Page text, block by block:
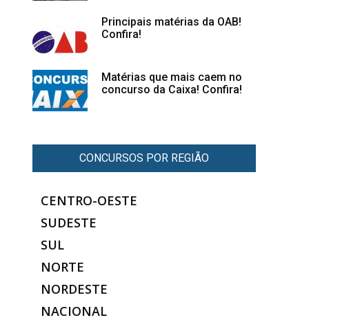
Principais matérias da OAB!
Confira!
Matérias que mais caem no
concurso da Caixa! Confira!
CONCURSOS POR REGIÃO
CENTRO-OESTE
SUDESTE
SUL
NORTE
NORDESTE
NACIONAL